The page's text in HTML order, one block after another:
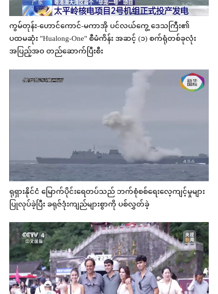
ကွမ်တုန်း-ဟောင်ကောင်-မကာအို ပင်လယ်ကွေ့ ဒေသကြီး၏
ပထမဆုံး "Hualong-One" စီမံကိန်း အဆင့် (၁) စက်ရုံတစ်ခုလုံး
အပြည့်အဝ တည်ဆောက်ပြီးစီး
ရုရှားနိုင်ငံ မြောက်ပိုင်းရေတပ်သည် ဘက်စုံစစ်ရေးလေ့ကျင့်မှုများ
ပြုလုပ်ခဲ့ပြီး ခရုဇ်ဒုံးကျည်များစွာကို ပစ်လွှတ်ခဲ့